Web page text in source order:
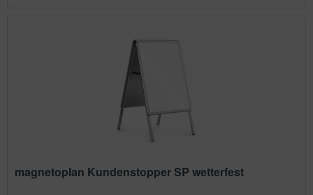
magnetoplan Kundenstopper SP wetterfest